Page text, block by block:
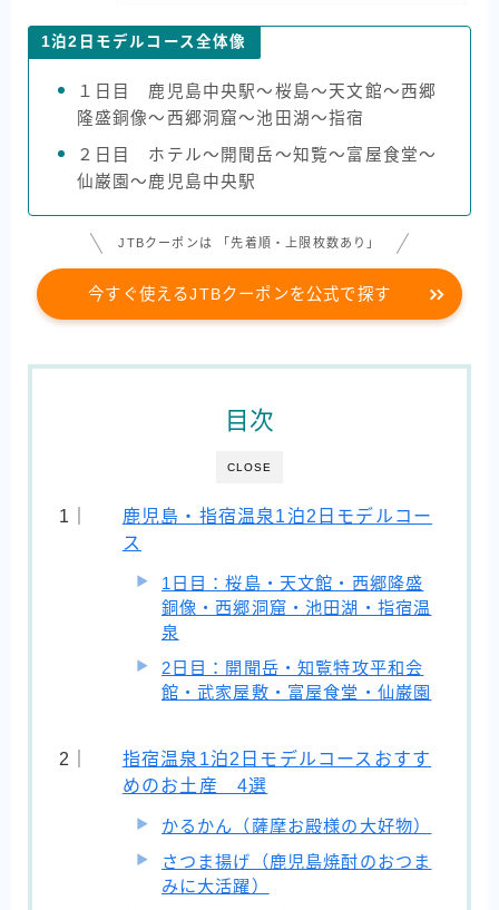
1泊2日モデルコース全体像
１日目 鹿児島中央駅〜桜島〜天文館〜西郷
隆盛銅像〜西郷洞窟〜池田湖〜指宿
２日目 ホテル〜開聞岳〜知覧〜富屋食堂〜
仙巌園〜鹿児島中央駅
JTBクーポンは 「先着順・上限枚数あり」
今すぐ使えるJTBクーポンを公式で探す
CLOSE
目次
鹿児島・指宿温泉1泊2日モデルコー
ス
1日目：桜島・天文館・西郷隆盛
銅像・西郷洞窟・池田湖・指宿温
泉
2日目：開聞岳・知覧特攻平和会
館・武家屋敷・富屋食堂・仙巌園
指宿温泉1泊2日モデルコースおすす
めのお土産 4選
かるかん（薩摩お殿様の大好物）
さつま揚げ（鹿児島焼酎のおつま
みに大活躍）